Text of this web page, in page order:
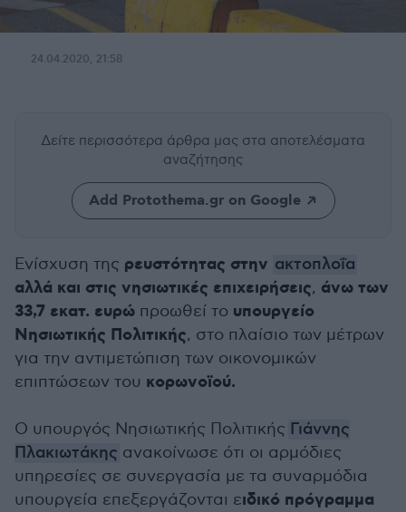
24.04.2020, 21:58
Δείτε περισσότερα άρθρα μας στα αποτελέσματα
αναζήτησης
Add Protothema.gr on Google
Ενίσχυση της ρευστότητας στην ακτοπλοΐα
αλλά και στις νησιωτικές επιχειρήσεις, άνω των
33,7 εκατ. ευρώ προωθεί το υπουργείο
Νησιωτικής Πολιτικής, στο πλαίσιο των μέτρων
για την αντιμετώπιση των οικονομικών
επιπτώσεων του κορωνοϊού.
Ο υπουργός Νησιωτικής Πολιτικής Γιάννης
Πλακιωτάκης ανακοίνωσε ότι οι αρμόδιες
υπηρεσίες σε συνεργασία με τα συναρμόδια
υπουργεία επεξεργάζονται ειδικό πρόγραμμα